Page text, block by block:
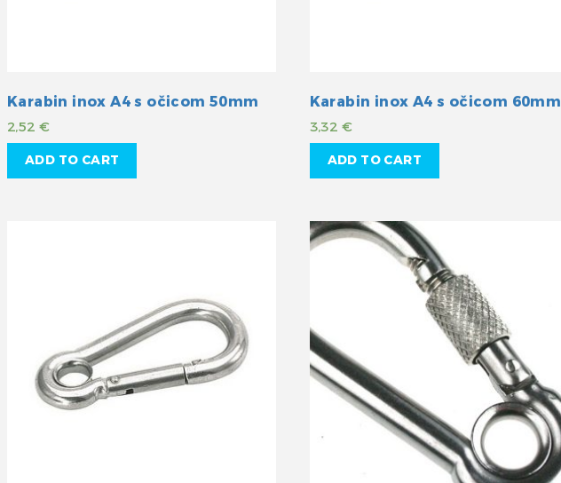
Karabin inox A4 s očicom 50mm
2,52 €
ADD TO CART
Karabin inox A4 s očicom 60mm
3,32 €
ADD TO CART